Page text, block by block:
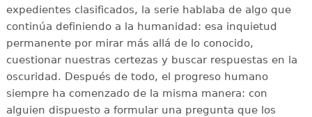
expedientes clasificados, la serie hablaba de algo que
continúa definiendo a la humanidad: esa inquietud
permanente por mirar más allá de lo conocido,
cuestionar nuestras certezas y buscar respuestas en la
oscuridad. Después de todo, el progreso humano
siempre ha comenzado de la misma manera: con
alguien dispuesto a formular una pregunta que los